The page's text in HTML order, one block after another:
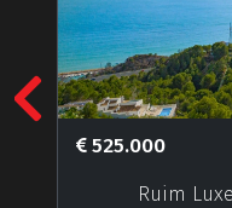
525.000
Ruim